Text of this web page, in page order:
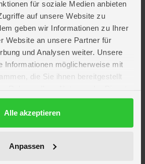
für soziale Medien anbieten
auf unsere Website zu
geben wir Informationen zu Ihrer
Website an unsere Partner für
und Analysen weiter. Unsere
Informationen möglicherweise mit
die Sie ihnen bereitgestellt
Alle akzeptieren
Anpassen
mehr verpassen
anmelden & Vorteile sichern
Anmelden
Gutscheine & Gewinnspiele
Trends & Angebote